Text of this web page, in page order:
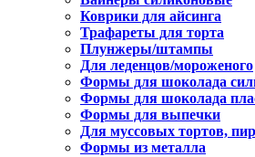
Коврики для айсинга
Трафареты для торта
Плунжеры/штампы
Для леденцов/мороженого
Формы для шоколада
Формы для шоколада
Формы для выпечки
Для муссовых тортов,
Формы из металла